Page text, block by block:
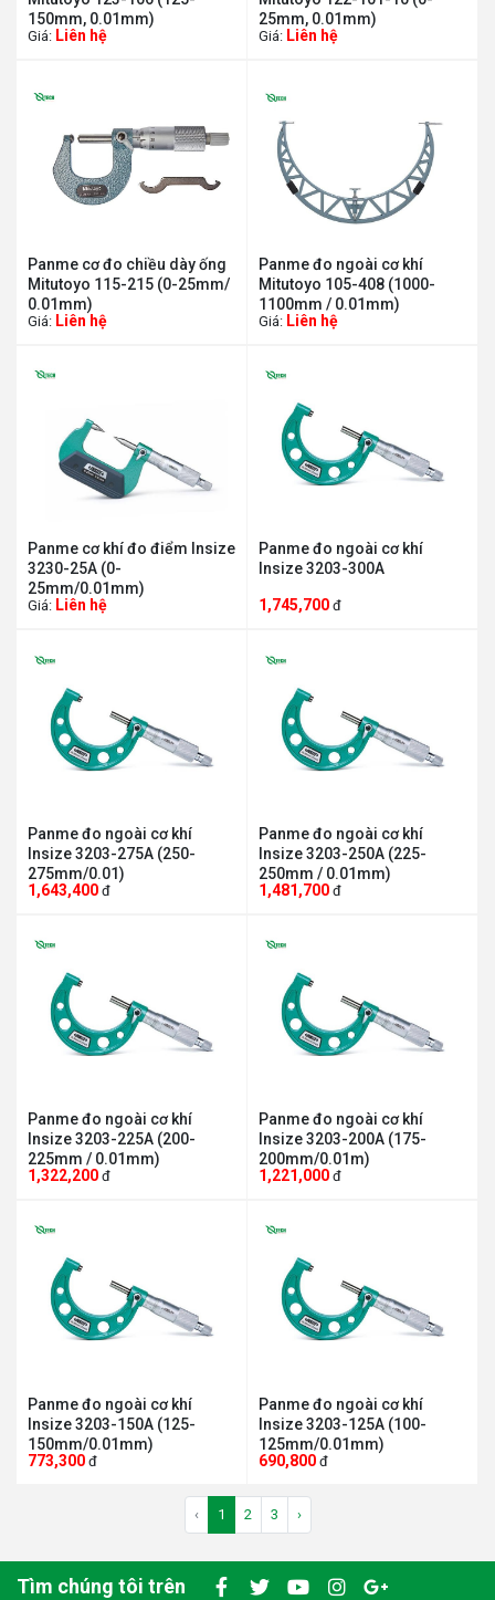
150mm, 0.01mm)
Giá: Liên hệ
25mm, 0.01mm)
Giá: Liên hệ
Panme cơ đo chiều dày ống
Mitutoyo 115-215 (0-25mm/
0.01mm)
Giá: Liên hệ
Panme đo ngoài cơ khí
Mitutoyo 105-408 (1000-
1100mm / 0.01mm)
Giá: Liên hệ
Panme cơ khí đo điểm Insize
3230-25A (0-
25mm/0.01mm)
Giá: Liên hệ
Panme đo ngoài cơ khí
Insize 3203-300A
1,745,700 đ
Panme đo ngoài cơ khí
Insize 3203-275A (250-
275mm/0.01)
1,643,400 đ
Panme đo ngoài cơ khí
Insize 3203-250A (225-
250mm / 0.01mm)
1,481,700 đ
Panme đo ngoài cơ khí
Insize 3203-225A (200-
225mm / 0.01mm)
1,322,200 đ
Panme đo ngoài cơ khí
Insize 3203-200A (175-
200mm/0.01m)
1,221,000 đ
Panme đo ngoài cơ khí
Insize 3203-150A (125-
150mm/0.01mm)
773,300 đ
Panme đo ngoài cơ khí
Insize 3203-125A (100-
125mm/0.01mm)
690,800 đ
‹ 1 2 3 ›
Tìm chúng tôi trên